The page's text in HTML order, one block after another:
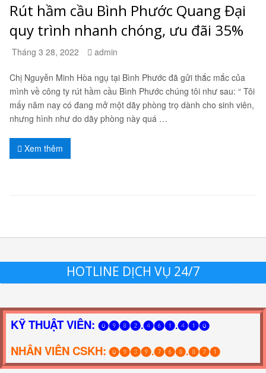
Rút hầm cầu Bình Phước Quang Đại
quy trình nhanh chóng, ưu đãi 35%
Tháng 3 28, 2022 admin
Chị Nguyễn Minh Hòa ngụ tại Bình Phước đã gửi thắc mắc của
mình về công ty rút hầm cầu Bình Phước chúng tôi như sau: “ Tôi
mấy năm nay có đang mở một dãy phòng trọ dành cho sinh viên,
nhưng hình như do dãy phòng này quá …
Xem thêm
HOTLINE DỊCH VỤ 24/7
KỸ THUẬT VIÊN: ⓿❾❽❷.❹❻❶.❹❶⓿
NHÂN VIÊN CSKH: ⓿❾❸❾.❼❻❽.❽❼❶